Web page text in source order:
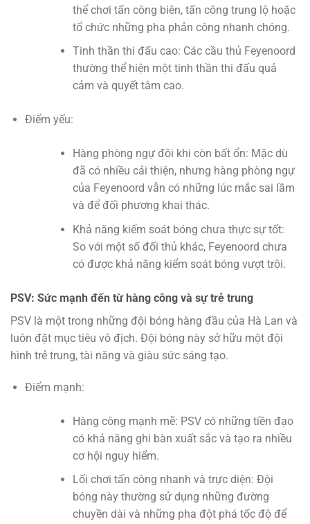
thể chơi tấn công biên, tấn công trung lộ hoặc
tổ chức những pha phản công nhanh chóng.
Tinh thần thi đấu cao: Các cầu thủ Feyenoord
thường thể hiện một tinh thần thi đấu quả
cảm và quyết tâm cao.
Điểm yếu:
Hàng phòng ngự đôi khi còn bất ổn: Mặc dù
đã có nhiều cải thiện, nhưng hàng phòng ngự
của Feyenoord vẫn có những lúc mắc sai lầm
và để đối phương khai thác.
Khả năng kiểm soát bóng chưa thực sự tốt:
So với một số đối thủ khác, Feyenoord chưa
có được khả năng kiểm soát bóng vượt trội.
PSV: Sức mạnh đến từ hàng công và sự trẻ trung
PSV là một trong những đội bóng hàng đầu của Hà Lan và
luôn đặt mục tiêu vô địch. Đội bóng này sở hữu một đội
hình trẻ trung, tài năng và giàu sức sáng tạo.
Điểm mạnh:
Hàng công mạnh mẽ: PSV có những tiền đạo
có khả năng ghi bàn xuất sắc và tạo ra nhiều
cơ hội nguy hiểm.
Lối chơi tấn công nhanh và trực diện: Đội
bóng này thường sử dụng những đường
chuyền dài và những pha đột phá tốc độ để